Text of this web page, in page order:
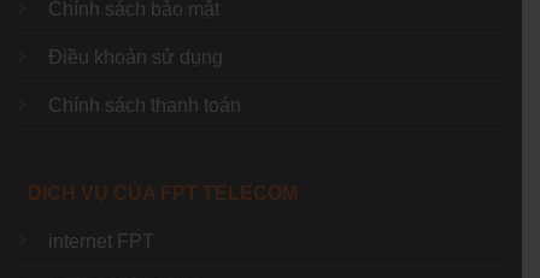
Chính sách bảo mật
Điều khoản sử dụng
Chính sách thanh toán
DỊCH VỤ CỦA FPT TELECOM
internet FPT